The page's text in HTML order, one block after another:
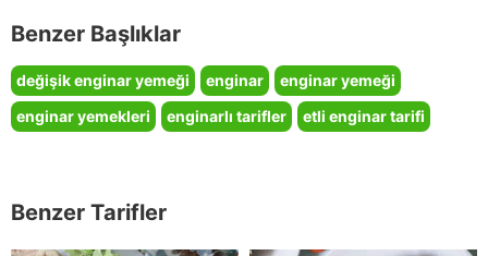
Benzer Başlıklar
değişik enginar yemeği enginar
enginar yemeği
enginar yemekleri
enginarlı tarifler etli enginar tarifi
Benzer Tarifler